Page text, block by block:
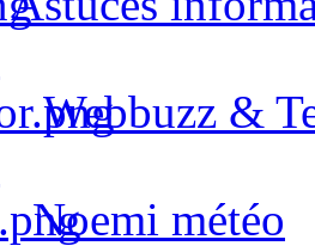
Webbuzz &
Noemi météo